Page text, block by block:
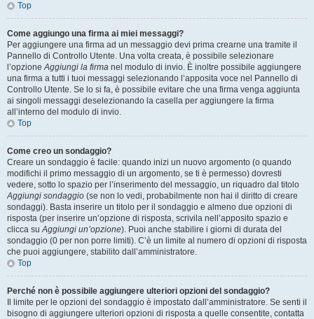
Top
Come aggiungo una firma ai miei messaggi?
Per aggiungere una firma ad un messaggio devi prima crearne una tramite il
Pannello di Controllo Utente. Una volta creata, è possibile selezionare
l’opzioneAggiungi la firma nel modulo di invio. È inoltre possibile aggiungere
una firma a tutti i tuoi messaggi selezionando l’apposita voce nel Pannello di
Controllo Utente. Se lo si fa, è possibile evitare che una firma venga aggiunta
ai singoli messaggi deselezionando la casella per aggiungere la firma
all’interno del modulo di invio.
Top
Come creo un sondaggio?
Creare un sondaggio è facile: quando inizi un nuovo argomento (o quando
modifichi il primo messaggio di un argomento, se ti è permesso) dovresti
vedere, sotto lo spazio per l’inserimento del messaggio, un riquadro dal titolo
Aggiungi sondaggio (se non lo vedi, probabilmente non hai il diritto di creare
sondaggi). Basta inserire un titolo per il sondaggio e almeno due opzioni di
risposta (per inserire un’opzione di risposta, scrivila nell’apposito spazio e
clicca suAggiungi un’opzione). Puoi anche stabilire i giorni di durata del
sondaggio (0 per non porre limiti). C’è un limite al numero di opzioni di risposta
che puoi aggiungere, stabilito dall’amministratore.
Top
Perché non è possibile aggiungere ulteriori opzioni del sondaggio?
Il limite per le opzioni del sondaggio è impostato dall’amministratore. Se senti il
bisogno di aggiungere ulteriori opzioni di risposta a quelle consentite, contatta